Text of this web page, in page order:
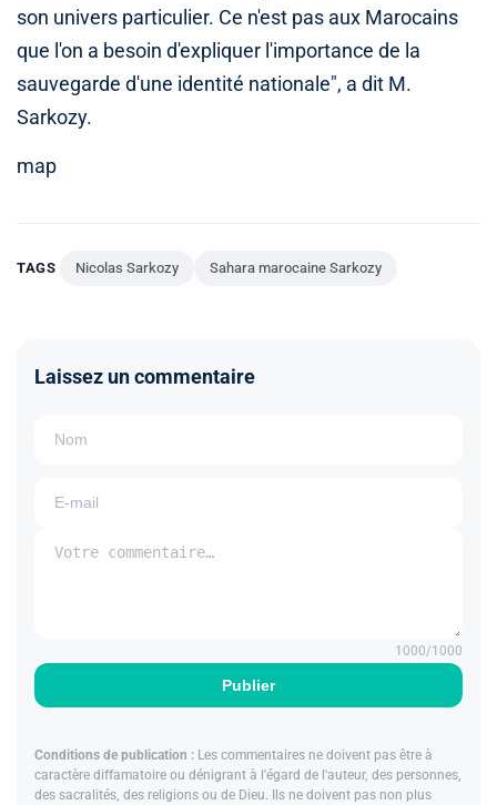
son univers particulier. Ce n'est pas aux Marocains
que l'on a besoin d'expliquer l'importance de la
sauvegarde d'une identité nationale", a dit M.
Sarkozy.
map
TAGS Nicolas Sarkozy Sahara marocaine Sarkozy
Laissez un commentaire
Publier
1000/1000
Conditions de publication : Les commentaires ne doivent pas être à
caractère diffamatoire ou dénigrant à l'égard de l'auteur, des personnes,
des sacralités, des religions ou de Dieu. Ils ne doivent pas non plus